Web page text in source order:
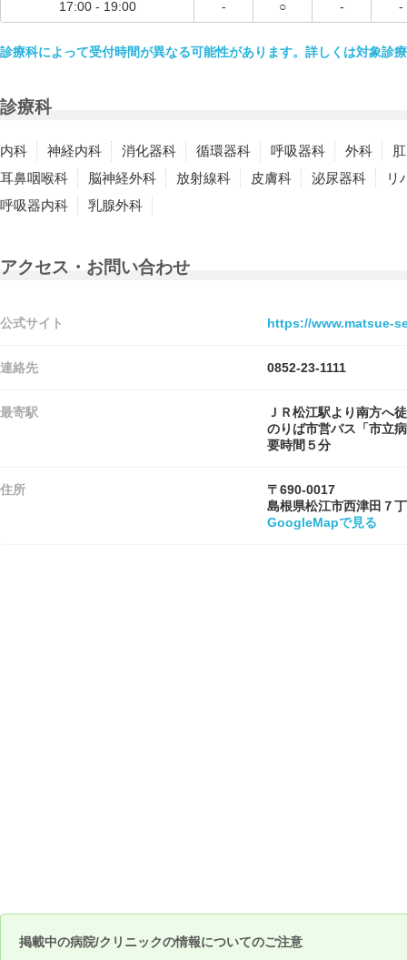
17:00 - 19:00 - ○ - -
診療科によって受付時間が異なる可能性があります。詳しくは対象診
診療科
内科 神経内科 消化器科 循環器科 呼吸器科 外科
耳鼻咽喉科
脳神経外科 放射線科 皮膚科 泌尿器科
リ
呼吸器内科
乳腺外科
アクセス・お問い合わせ
公式サイト https://www.matsue-
連絡先 0852-23-1111
最寄駅
ＪＲ松江駅より南方へ
のりば市営バス「市立
要時間５分
住所
〒690-0017
島根県松江市西津田７
GoogleMapで見る
掲載中の病院/クリニックの情報についてのご注意